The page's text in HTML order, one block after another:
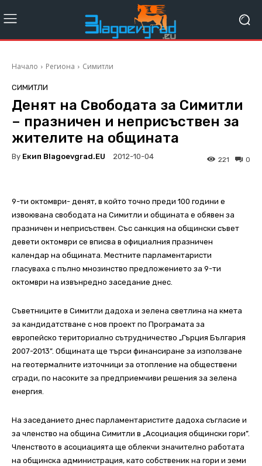
Начало Региона Симитли
СИМИТЛИ
Денят на Свободата за Симитли
– празничен и неприсъствен за
жителите на общината
By Екип Blagoevgrad.EU 2012-10-04 0
221
9-ти октомври- денят, в който точно преди 100 години е
извоювана свободата на Симитли и общината е обявен за
празничен и неприсъствен. Със санкция на общински съвет
девети октомври се вписва в официалния празничен
календар на общината. Местните парламентаристи
гласуваха с пълно мнозинство предложението за 9-ти
октомври на извънредно заседание днес.
Съветниците в Симитли дадоха и зелена светлина на кмета
за кандидатстване с нов проект по Програмата за
европейско териториално сътрудничество „Гърция България
2007-2013”. Общината ще търси финансиране за използване
на геотермалните източници за отопление на обществени
сгради, по насоките за предприемчиви решения за зелена
енергия.
На заседанието днес парламентаристите дадоха съгласие и
за членство на община Симитли в „Асоциация общински гори”.
Членството в асоциацията ще облекчи значително работата
на общинска администрация, като собственик на гори и земи